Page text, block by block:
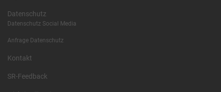
Datenschutz
Datenschutz Social Media
Anfrage Datenschutz
Kontakt
SR-Feedback